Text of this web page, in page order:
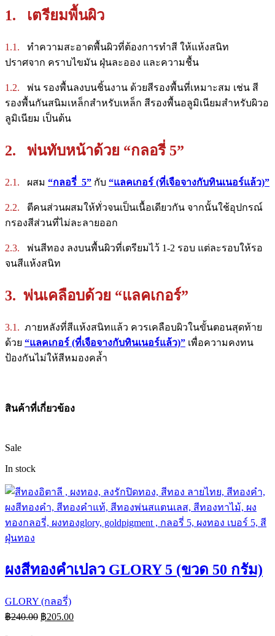
1. เตรียมพื้นผิว
1.1. ทำความสะอาดพื้นผิวที่ต้องการทำสี ให้แห้งสนิท
ปราศจาก คราบไขมัน ฝุ่นละออง และความชื้น
1.2. พ่น รองพื้นลงบนชิ้นงาน ด้วยสีรองพื้นที่เหมาะสม เช่น สี
รองพื้นกันสนิมเหล็กสำหรับเหล็ก สีรองพื้นอลูมิเนียมสำหรับผิวอ
ลูมิเนียม เป็นต้น
2. พ่นทับหน้าด้วย “กลอรี่ 5”
2.1. ผสม “กลอรี่ 5” กับ “แลคเกอร์ (ที่เจือจางกับทินเนอร์แล้ว)”
2.2. ตีคนส่วนผสมให้ทั่วจนเป็นเนื้อเดียวกัน จากนั้นใช้อุปกรณ์
กรองสีส่วนที่ไม่ละลายออก
2.3. พ่นสีทอง ลงบนพื้นผิวที่เตรียมไว้ 1-2 รอบ แต่ละรอบให้รอ
จนสีแห้งสนิท
3. พ่นเคลือบด้วย “แลคเกอร์”
3.1. ภายหลังที่สีแห้งสนิทแล้ว ควรเคลือบผิวในขั้นตอนสุดท้าย
ด้วย “แลคเกอร์ (ที่เจือจางกับทินเนอร์แล้ว)” เพื่อความคงทน
ป้องกันไม่ให้สีหมองคล้ำ
สินค้าที่เกี่ยวข้อง
Sale
In stock
ผงสีทองคำเปลว GLORY 5 (ขวด 50 กรัม)
GLORY (กลอรี่)
฿240.00 ฿205.00